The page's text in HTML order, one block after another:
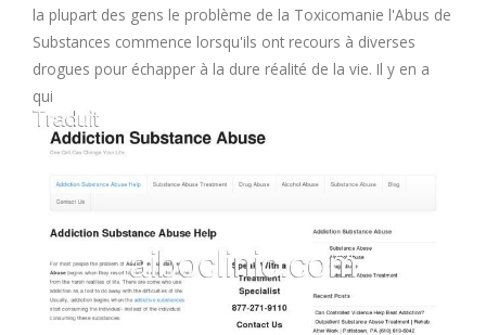
K
M
O
P
la plupart des gens le problème de la Toxicomanie l'Abus de
Substances commence lorsqu'ils ont recours à diverses
drogues pour échapper à la dure réalité de la vie. Il y en a
qui